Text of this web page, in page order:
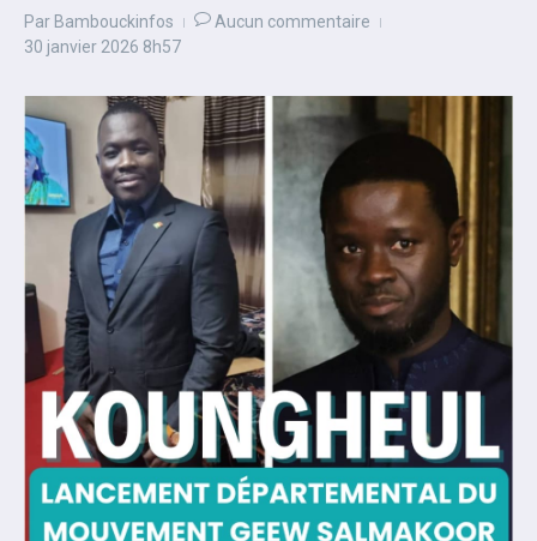
Par Bambouckinfos
Aucun commentaire
30 janvier 2026 8h57